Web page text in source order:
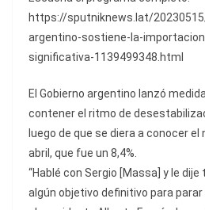
https://sputniknews.lat/
argentino-sostiene-la-
significativa-1139499348.html
El Gobierno argentino lanzó
contener el ritmo de
luego de que se diera a conocer
abril, que fue un 8,4%.
“Hablé con Sergio [Massa] y le
algún objetivo definitivo para